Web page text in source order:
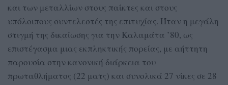
και των μεταλλίων στους παίκτες και στους
υπόλοιπους συντελεστές της επιτυχίας. Ήταν η μεγάλη
στιγμή της δικαίωσης για την Καλαμάτα ’80, ως
επιστέγασμα μιας εκπληκτικής πορείας, με αήττητη
παρουσία στην κανονική διάρκεια του
πρωταθλήματος (22 ματς) και συνολικά 27 νίκες σε 28